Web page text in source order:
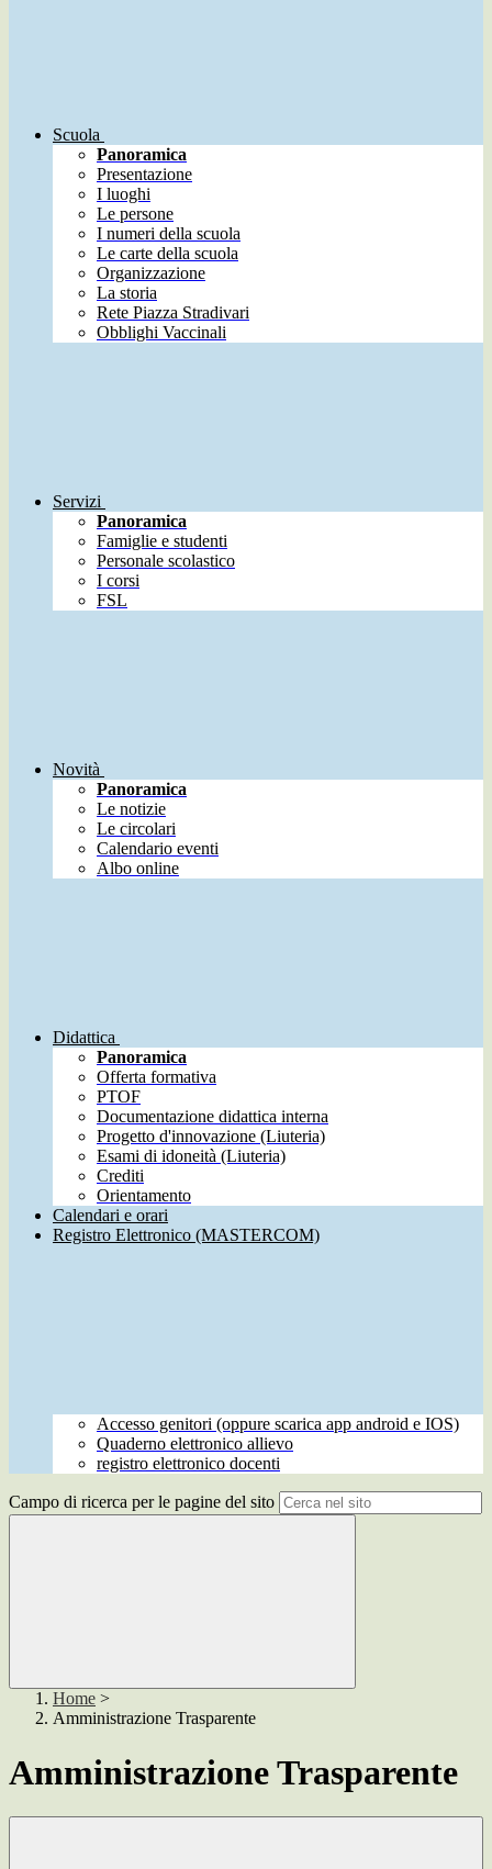
Scuola
Panoramica
Presentazione
I luoghi
Le persone
I numeri della scuola
Le carte della scuola
Organizzazione
La storia
Rete Piazza Stradivari
Obblighi Vaccinali
Servizi
Panoramica
Famiglie e studenti
Personale scolastico
I corsi
FSL
Novità
Panoramica
Le notizie
Le circolari
Calendario eventi
Albo online
Didattica
Panoramica
Offerta formativa
PTOF
Documentazione didattica interna
Progetto d'innovazione (Liuteria)
Esami di idoneità (Liuteria)
Crediti
Orientamento
Calendari e orari
Registro Elettronico (MASTERCOM)
Accesso genitori (oppure scarica app android e IOS)
Quaderno elettronico allievo
registro elettronico docenti
Campo di ricerca per le pagine del sito
Home >
Amministrazione Trasparente
Amministrazione Trasparente